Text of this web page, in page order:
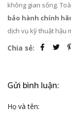
không gian sống.
bảo hành chính
dịch vụ kỹ thuật hậu
Chia sẻ:
Gửi bình luận:
Họ và tên: